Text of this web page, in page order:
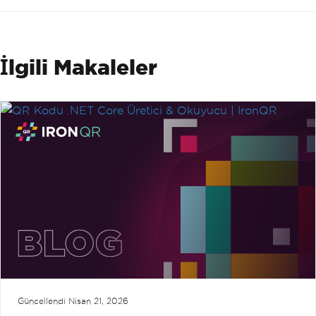
İlgili Makaleler
Güncellendi Nisan 21, 2026